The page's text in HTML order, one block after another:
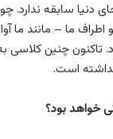
دنیا سابقه
ما – مانند ما
چنین کلاسی به
است.
خواهد بود؟